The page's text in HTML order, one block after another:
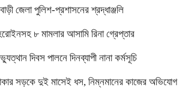
জেলা পুলিশ-প্রশাসনের শ্রদ্ধাঞ্জলি
৮ মামলার আসামি রিনা গ্রেপ্তার
দিবস পালনে দিনব্যাপী নানা কর্মসূচি
সড়কে দুই মাসেই ধস, নিম্নমানের কাজের অভিযোগ